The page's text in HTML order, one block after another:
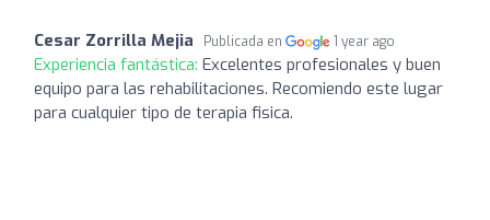
Cesar Zorrilla Mejia Publicada en 1 year ago
Experiencia fantástica: Excelentes profesionales y buen
equipo para las rehabilitaciones. Recomiendo este lugar
para cualquier tipo de terapia fisica.